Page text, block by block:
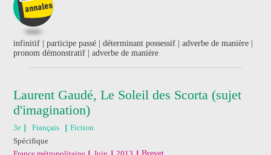
infinitif | participe passé | déterminant possessif | adverbe de manière |
pronom démonstratif | adverbe de manière
Laurent Gaudé, Le Soleil des Scorta (sujet
d'imagination)
3e Français
Fiction
Spécifique